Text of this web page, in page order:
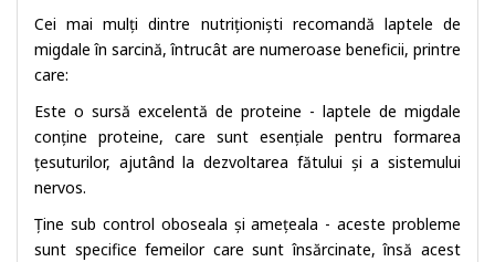
Cei mai mulți dintre nutriționiști recomandă laptele de
migdale în sarcină, întrucât are numeroase beneficii, printre
care:
Este o sursă excelentă de proteine - laptele de migdale
conține proteine, care sunt esențiale pentru formarea
țesuturilor, ajutând la dezvoltarea fătului și a sistemului
nervos.
Ține sub control oboseala și amețeala - aceste probleme
sunt specifice femeilor care sunt însărcinate, însă acest